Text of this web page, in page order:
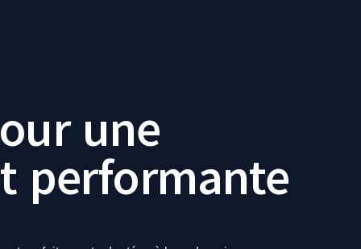
une
performante